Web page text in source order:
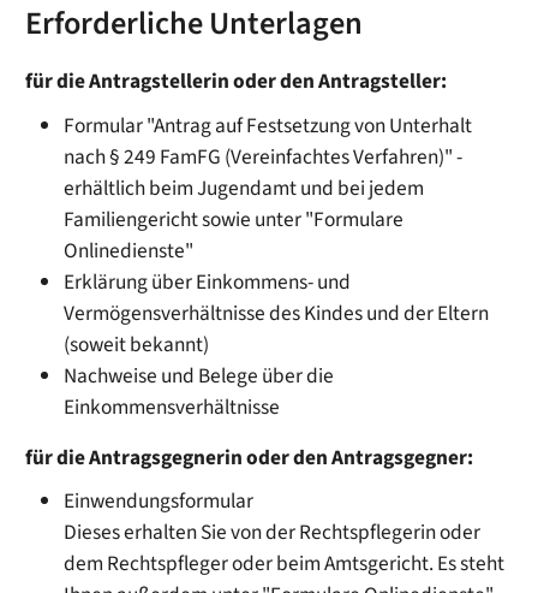
Erforderliche Unterlagen
für die Antragstellerin oder den Antragsteller:
Formular "Antrag auf Festsetzung von Unterhalt
nach § 249 FamFG (Vereinfachtes Verfahren)" -
erhältlich beim Jugendamt und bei jedem
Familiengericht sowie unter "Formulare
Onlinedienste"
Erklärung über Einkommens- und
Vermögensverhältnisse des Kindes und der Eltern
(soweit bekannt)
Nachweise und Belege über die
Einkommensverhältnisse
für die Antragsgegnerin oder den Antragsgegner:
Einwendungsformular
Dieses erhalten Sie von der Rechtspflegerin oder
dem Rechtspfleger oder beim Amtsgericht. Es steht